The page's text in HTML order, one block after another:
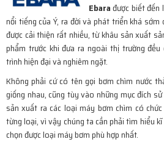
Ebarađược biết đến
nổi tiếng của Ý, ra đời và phát triển khá
được cải thiện rất nhiều, từ khâu sản xuất
phẩm trước khi đưa ra ngoài thị trường
trình hiện đại và nghiêm ngặt.
Không phải cứ có tên gọi bơm chìm nước
giống nhau, cũng tùy vào những mục đích
sản xuất ra các loại máy bơm chìm có
từng loại, vì vậy chúng ta cần phải tìm hiểu
chọn được loại máy bơm phù hợp nhất.